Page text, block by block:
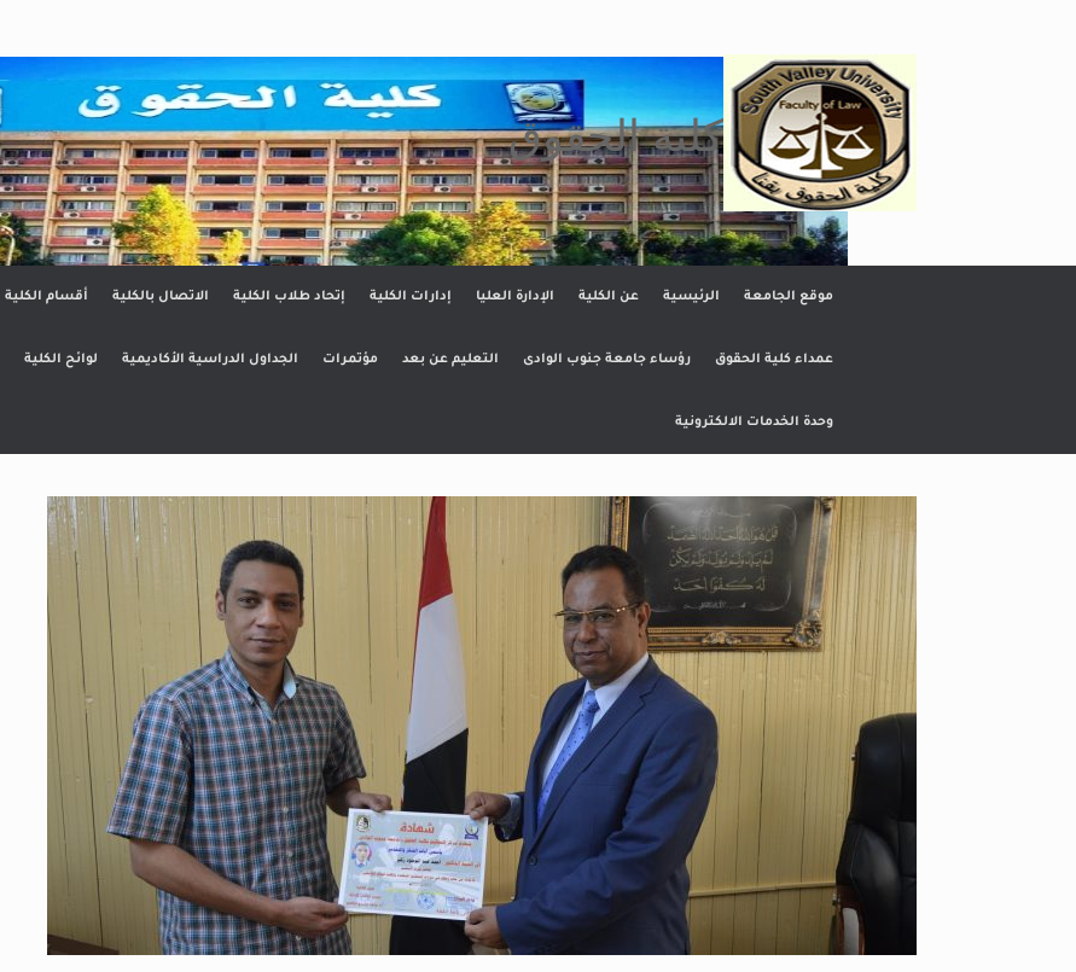
كلية الحقوق
موقع الجامعة الرئيسية عن الكلية الإدارة العليا إدارات الكلية إتحاد طلاب الكلية الاتصال بالكلية أقسام الكلية
عمداء كلية الحقوق رؤساء جامعة جنوب الوادى التعليم عن بعد مؤتمرات الجداول الدراسية الأكاديمية لوائح الكلية
وحدة الخدمات الالكترونية